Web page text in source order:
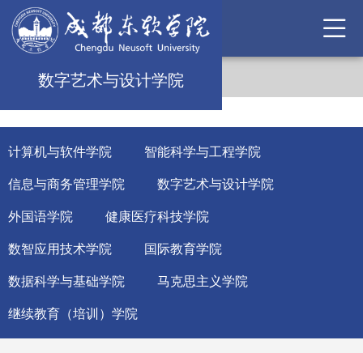
数字艺术与设计学院
计算机与软件学院 智能科学与工程学院
信息与商务管理学院 数字艺术与设计学院
外国语学院 健康医疗科技学院
数智应用技术学院 国际教育学院
数据科学与基础学院 马克思主义学院
继续教育（培训）学院